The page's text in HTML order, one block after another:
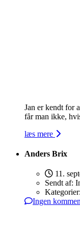
Jan er kendt for
får man ikke,
læs mere
Anders Brix
11.
Sendt af:
Kategorier:
Ingen